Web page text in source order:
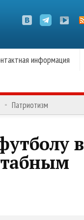
информация
Патриотизм
в